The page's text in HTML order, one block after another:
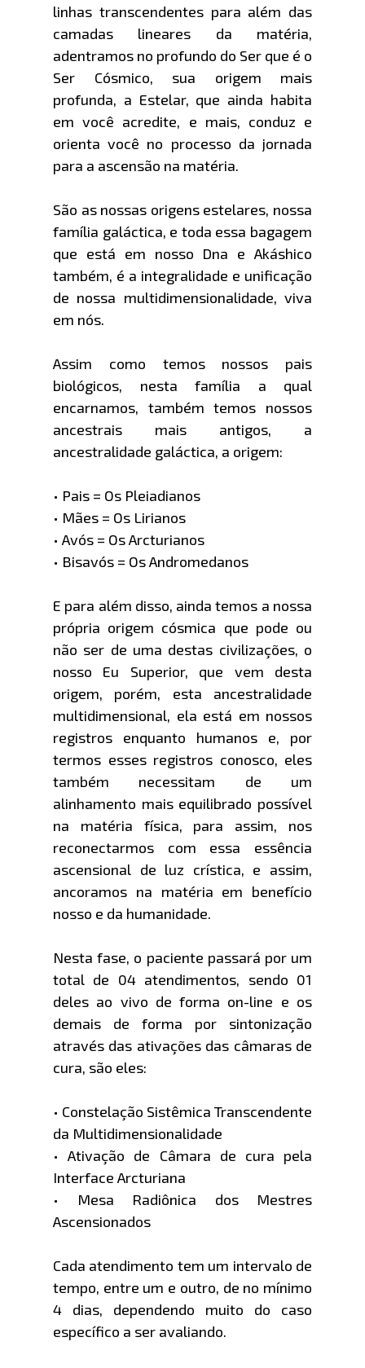
linhas transcendentes para além das
camadas lineares da matéria,
adentramos no profundo do Ser que é o
Ser Cósmico, sua origem mais
profunda, a Estelar, que ainda habita
em você acredite, e mais, conduz e
orienta você no processo da jornada
para a ascensão na matéria.
São as nossas origens estelares, nossa
família galáctica, e toda essa bagagem
que está em nosso Dna e Akáshico
também, é a integralidade e unificação
de nossa multidimensionalidade, viva
em nós.
Assim como temos nossos pais
biológicos, nesta família a qual
encarnamos, também temos nossos
ancestrais mais antigos, a
ancestralidade galáctica, a origem:
• Pais = Os Pleiadianos
• Mães = Os Lirianos
• Avós = Os Arcturianos
• Bisavós = Os Andromedanos
E para além disso, ainda temos a nossa
própria origem cósmica que pode ou
não ser de uma destas civilizações, o
nosso Eu Superior, que vem desta
origem, porém, esta ancestralidade
multidimensional, ela está em nossos
registros enquanto humanos e, por
termos esses registros conosco, eles
também necessitam de um
alinhamento mais equilibrado possível
na matéria física, para assim, nos
reconectarmos com essa essência
ascensional de luz crística, e assim,
ancoramos na matéria em benefício
nosso e da humanidade.
Nesta fase, o paciente passará por um
total de 04 atendimentos, sendo 01
deles ao vivo de forma on-line e os
demais de forma por sintonização
através das ativações das câmaras de
cura, são eles:
• Constelação Sistêmica Transcendente
da Multidimensionalidade
• Ativação de Câmara de cura pela
Interface Arcturiana
• Mesa Radiônica dos Mestres
Ascensionados
Cada atendimento tem um intervalo de
tempo, entre um e outro, de no mínimo
4 dias, dependendo muito do caso
específico a ser avaliando.